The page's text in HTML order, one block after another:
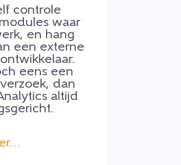
controle
waar
en hang
een externe
eens een
dan
altijd